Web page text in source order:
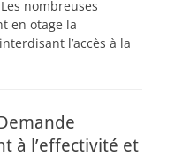
nombreuses
en otage la
l’accès à la
à l’effectivité et